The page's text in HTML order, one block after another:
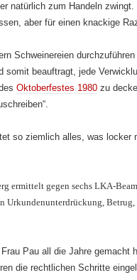
natürlich zum Handeln
aber für einen knackige
Schweinereien
somit beauftragt, jede
Oktoberfestes 1980 zu
so ziemlich alles, was locker
ermittelt gegen sechs LKA-
Urkundenunterdrückung, Betrug,
Pau all die Jahre gemacht
die rechtlichen Schritte